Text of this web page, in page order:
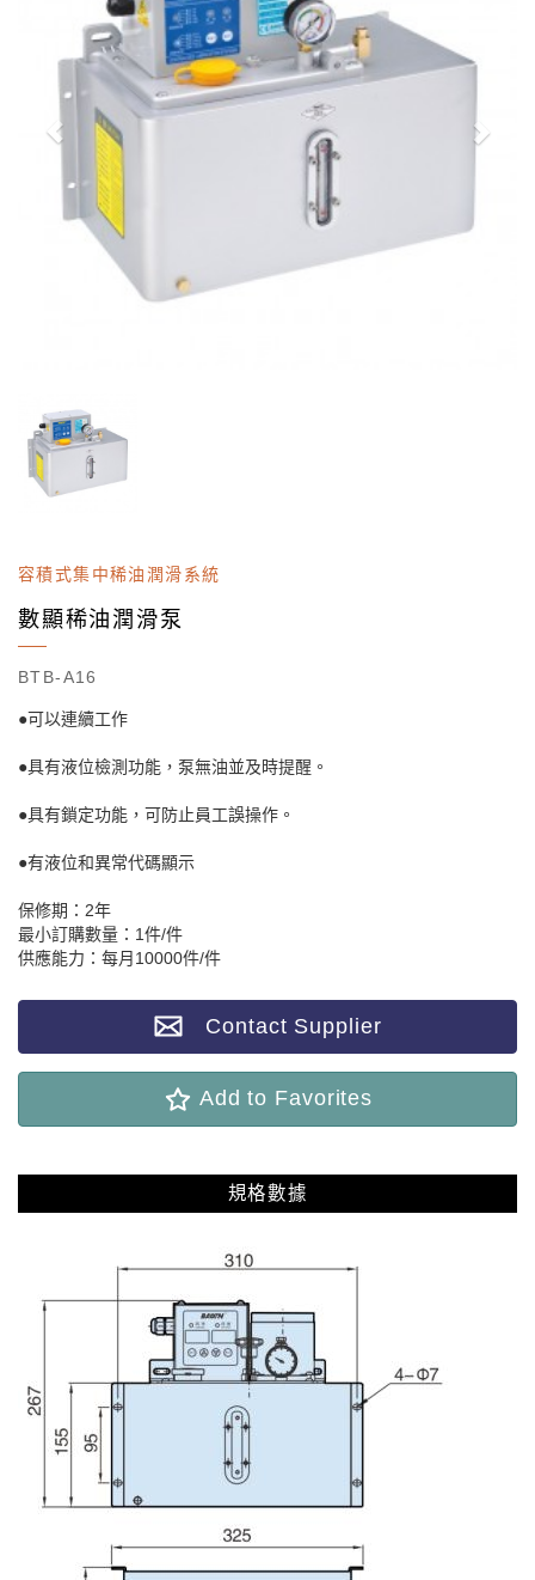
容積式集中稀油潤滑系統
數顯稀油潤滑泵
BTB-A16
●可以連續工作
●具有液位檢測功能，泵無油並及時提醒。
●具有鎖定功能，可防止員工誤操作。
●有液位和異常代碼顯示
保修期：2年
最小訂購數量：1件/件
供應能力：每月10000件/件
Contact Supplier
Add to Favorites
規格數據